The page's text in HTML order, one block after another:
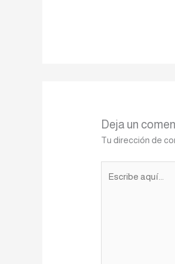
Deja un
Tu dirección de